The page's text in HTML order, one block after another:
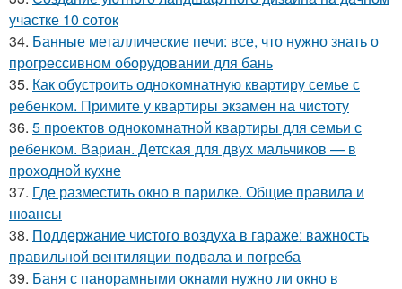
участке 10 соток
34. Банные металлические печи: все, что нужно знать о
прогрессивном оборудовании для бань
35. Как обустроить однокомнатную квартиру семье с
ребенком. Примите у квартиры экзамен на чистоту
36. 5 проектов однокомнатной квартиры для семьи с
ребенком. Вариан. Детская для двух мальчиков — в
проходной кухне
37. Где разместить окно в парилке. Общие правила и
нюансы
38. Поддержание чистого воздуха в гараже: важность
правильной вентиляции подвала и погреба
39. Баня с панорамными окнами нужно ли окно в